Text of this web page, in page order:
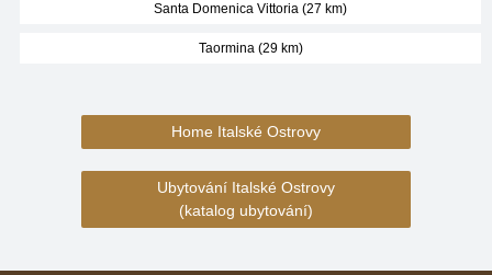
Santa Domenica Vittoria (27 km)
Taormina (29 km)
Home Italské Ostrovy
Ubytování Italské Ostrovy
(katalog ubytování)